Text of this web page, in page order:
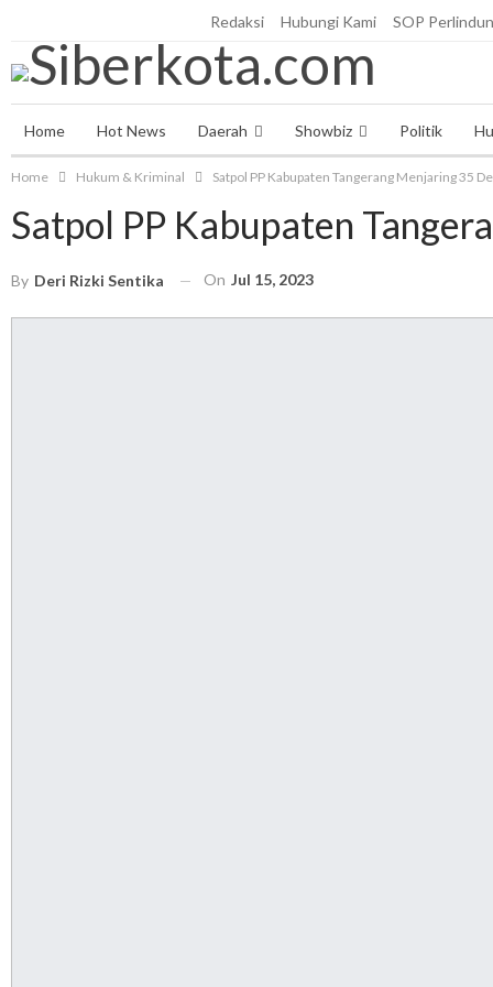
Redaksi Hubungi Kami SOP
Home Hot News Daerah Showbiz Politik
Home Hukum & Kriminal Satpol PP Kabupaten Tangerang Menjaring 35
Satpol PP Kabupaten
By Deri Rizki Sentika On Jul 15, 2023